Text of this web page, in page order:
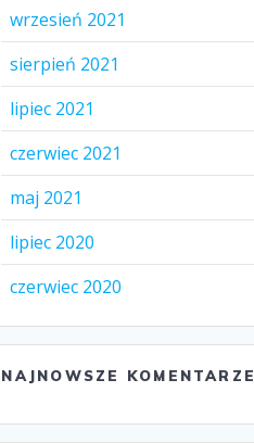
wrzesień 2021
sierpień 2021
lipiec 2021
czerwiec 2021
maj 2021
lipiec 2020
czerwiec 2020
NAJNOWSZE KOMENTARZE